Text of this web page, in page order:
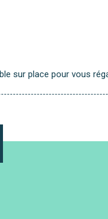
sur place pour vous